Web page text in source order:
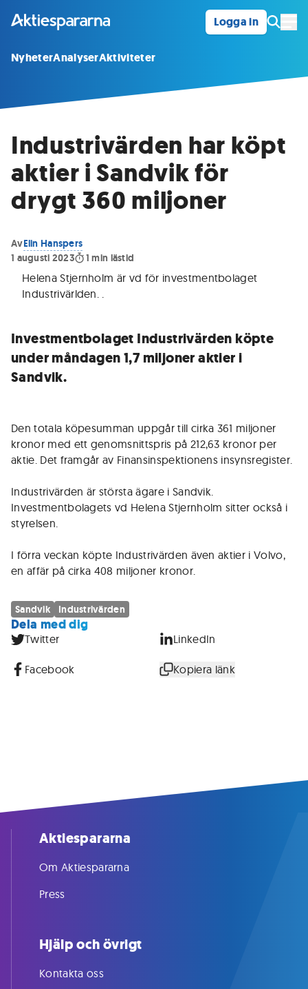
Logga in
NyheterAnalyserAktiviteter
Industrivärden har köpt
aktier i Sandvik för
drygt 360 miljoner
AvElin Hanspers
1 augusti 2023
1 min lästid
Helena Stjernholm är vd för investmentbolaget
Industrivärlden. .
Investmentbolaget Industrivärden köpte
under måndagen 1,7 miljoner aktier i
Sandvik.
Den totala köpesumman uppgår till cirka 361 miljoner
kronor med ett genomsnittspris på 212,63 kronor per
aktie. Det framgår av Finansinspektionens insynsregister.
Industrivärden är största ägare i Sandvik.
Investmentbolagets vd Helena Stjernholm sitter också i
styrelsen.
I förra veckan köpte Industrivärden även aktier i Volvo,
en affär på cirka 408 miljoner kronor.
Sandvik Industrivärden
Dela med dig
Twitter LinkedIn
Facebook Kopiera länk
Aktiespararna
Om Aktiespararna
Press
Hjälp och övrigt
Kontakta oss